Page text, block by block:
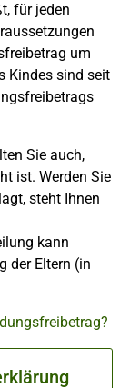
für jeden
um
Kindes sind seit
Sie auch,
ist. Werden Sie
steht Ihnen
kann
der Eltern (in